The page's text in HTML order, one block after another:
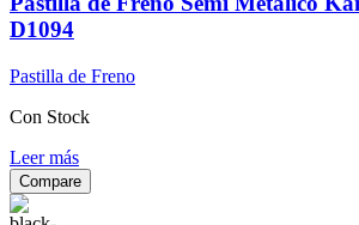
D1094
Pastilla de Freno
Con Stock
Leer más
Compare